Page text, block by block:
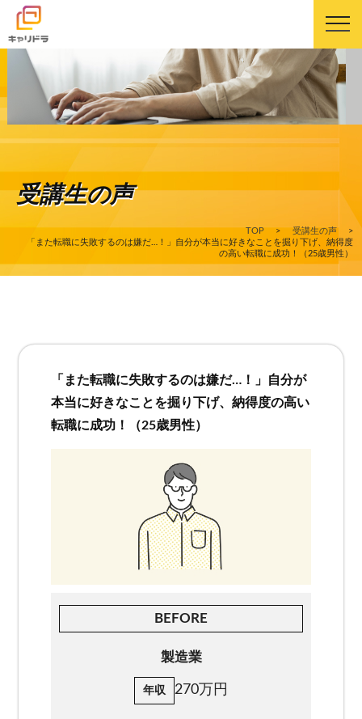
受講生の声
TOP > 受講生の声
>
「また転職に失敗するのは嫌だ…！」自分が本当に好きなことを掘り下げ、納得度
の高い転職に成功！（25歳男性）
「また転職に失敗するのは嫌だ…！」自分が
本当に好きなことを掘り下げ、納得度の高い
転職に成功！（25歳男性）
BEFORE
製造業
年収 270万円
キャリドラについて
キャリドラの強み
コース・カリキュラム
受講生の声
ニュース
お客様相談窓口